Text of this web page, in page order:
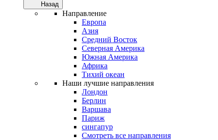
Назад
Направление
Европа
Азия
Средний Восток
Северная Америка
Южная Америка
Африка
Тихий океан
Наши лучшие направления
Лондон
Берлин
Варшава
Париж
сингапур
Смотреть все направления